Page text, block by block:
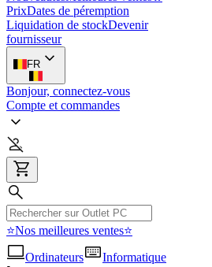
PrixDates de péremption
Liquidation de stockDevenir
fournisseur
FR
Bonjour, connectez-vous
Compte et commandes
⭐Nos meilleures ventes⭐
Ordinateurs
Informatique